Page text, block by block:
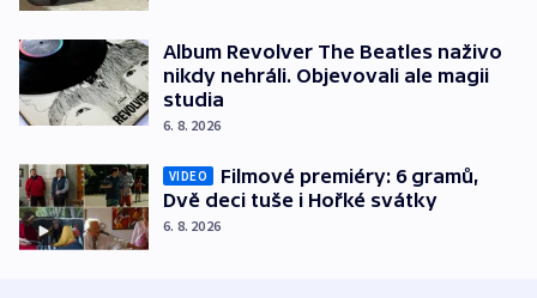
Album Revolver The Beatles naživo
nikdy nehráli. Objevovali ale magii
studia
6. 8. 2026
VIDEO
Filmové premiéry: 6 gramů,
Dvě deci tuše i Hořké svátky
6. 8. 2026